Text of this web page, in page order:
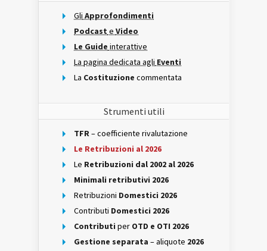
Gli Approfondimenti
Podcast e Video
Le Guide interattive
La pagina dedicata agli Eventi
La Costituzione commentata
Strumenti utili
TFR– coefficiente rivalutazione
Le Retribuzioni al 2026
Le Retribuzioni dal 2002 al 2026
Minimali retributivi 2026
Retribuzioni Domestici 2026
Contributi Domestici 2026
Contributi per OTD e OTI 2026
Gestione separata – aliquote 2026